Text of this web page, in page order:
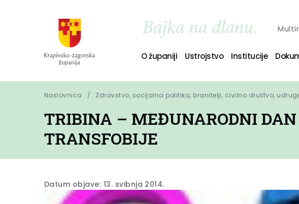
O županiji Ustrojstvo Institucije
Naslovnica Zdravstvo, socijalna politika, branitelji, civilno društvo,
TRIBINA – MEĐUNARODNI
TRANSFOBIJE
Datum objave: 13. svibnja 2014.